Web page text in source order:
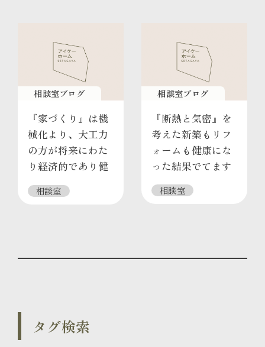
相談室ブログ
『家づくり』は機
械化より、大工力
の方が将来にわた
り経済的であり健
康的である
相談室
相談室ブログ
『断熱と気密』を
考えた新築もリフ
ォームも健康にな
った結果でてます
相談室
タグ検索